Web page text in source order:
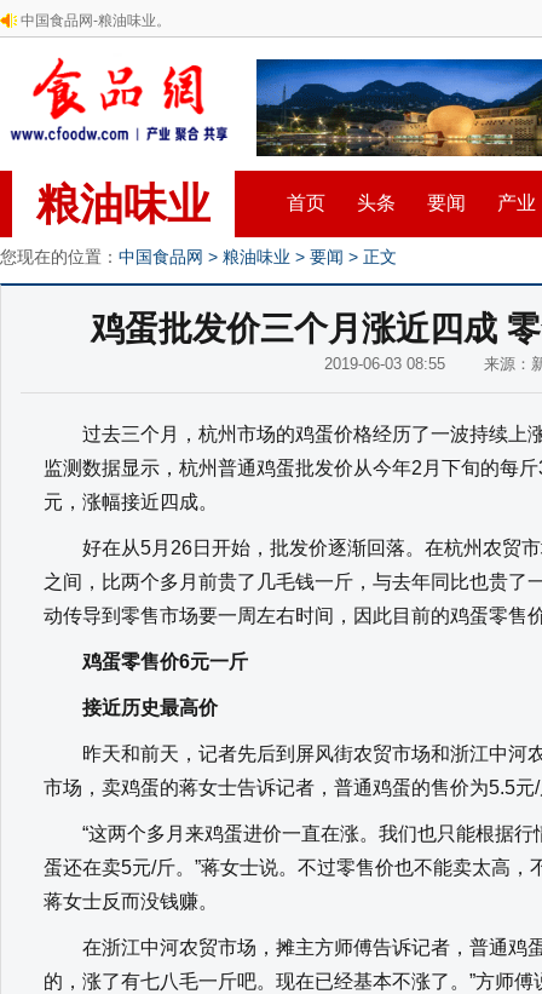
中国食品网-粮油味业。
粮油味业 首页 头条 要闻 产业
您现在的位置： 中国食品网 > 粮油味业 > 要闻 > 正文
鸡蛋批发价三个月涨近四成
2019-06-03 08:55 来源：
过去三个月，杭州市场的鸡蛋价格经历了一波持续上
监测数据显示，杭州普通鸡蛋批发价从今年2月下旬的每
元，涨幅接近四成。
好在从5月26日开始，批发价逐渐回落。在杭州农贸市
之间，比两个多月前贵了几毛钱一斤，与去年同比也贵了
动传导到零售市场要一周左右时间，因此目前的鸡蛋零售
鸡蛋零售价6元一斤
接近历史最高价
昨天和前天，记者先后到屏风街农贸市场和浙江中河
市场，卖鸡蛋的蒋女士告诉记者，普通鸡蛋的售价为5.5元
“这两个多月来鸡蛋进价一直在涨。我们也只能根据行
蛋还在卖5元/斤。”蒋女士说。不过零售价也不能卖太高
蒋女士反而没钱赚。
在浙江中河农贸市场，摊主方师傅告诉记者，普通鸡
的，涨了有七八毛一斤吧。现在已经基本不涨了。”方师